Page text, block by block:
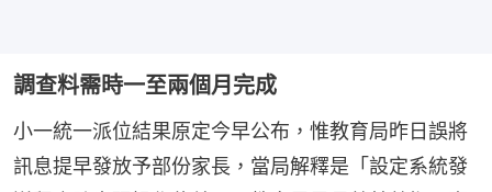
調查料需時一至兩個月完成
小一統一派位結果原定今早公布，惟教育局昨日誤將
訊息提早發放予部份家長，當局解釋是「設定系統發